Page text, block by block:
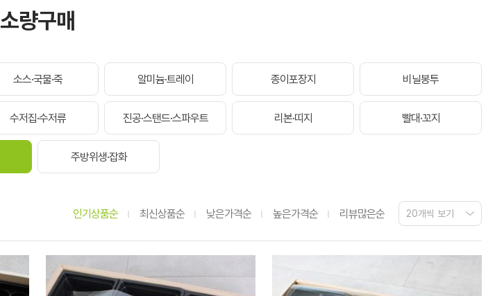
소량구매
소스·국물·죽 알미늄·트레이 종이포장지 비닐봉투
수저집·수저류 진공·스탠드·스파우트 리본·띠지 빨대·꼬지
주방위생·잡화
인기상품순 최신상품순 낮은가격순 높은가격순 리뷰많은순